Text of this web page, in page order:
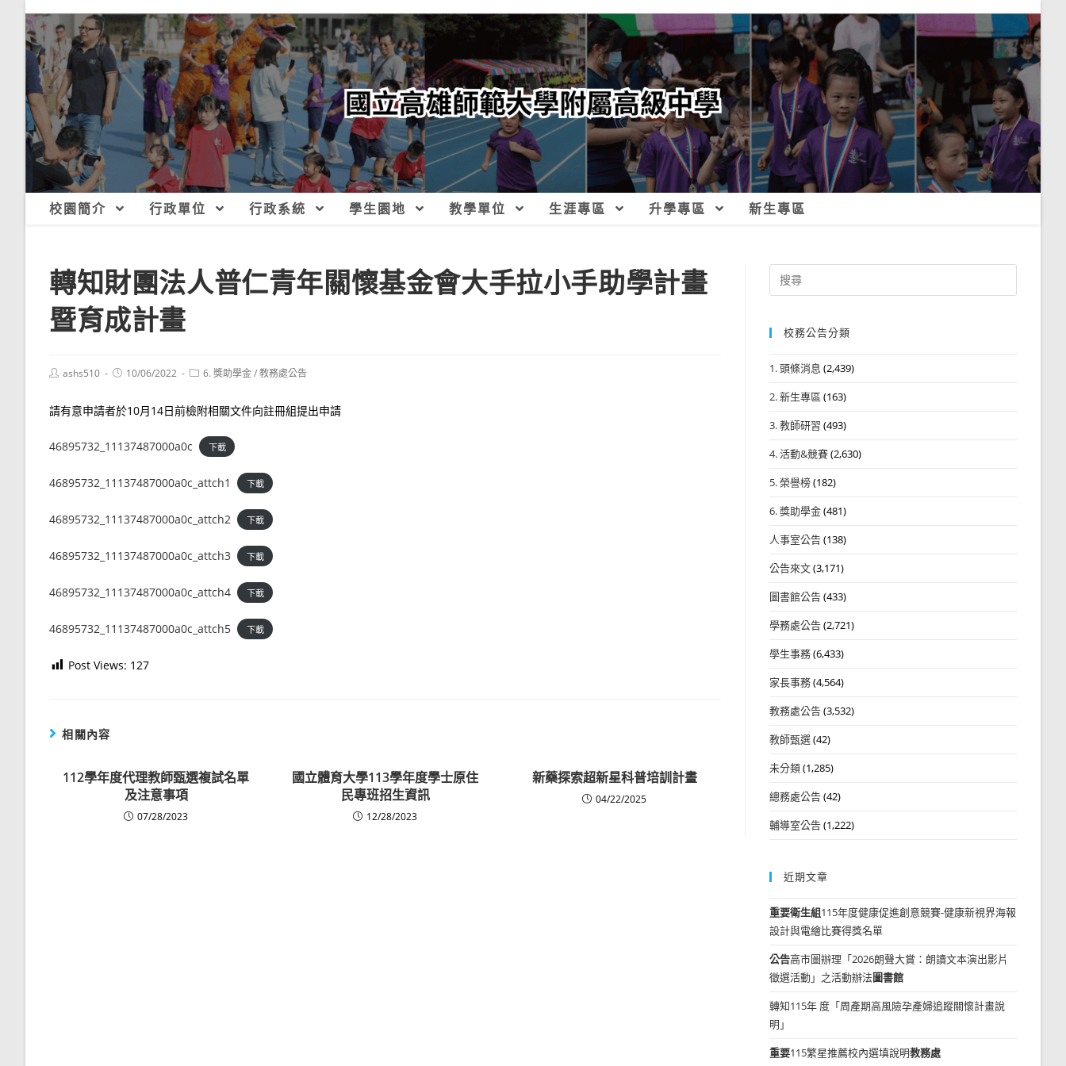
校園簡介 行政單位 行政系統 學生園地 教學單位 生涯專區 升學專區 新生專區
轉知財團法人普仁青年關懷基金會大手拉小手助學計畫
暨育成計畫
Postashs510
Post10/06/2022
Post6. 獎助學金/教務處公告
請有意申請者於10月14日前檢附相關文件向註冊組提出申請
46895732_11137487000a0c 下載
46895732_11137487000a0c_attch1 下載
46895732_11137487000a0c_attch2 下載
46895732_11137487000a0c_attch3 下載
46895732_11137487000a0c_attch4 下載
46895732_11137487000a0c_attch5 下載
Post Views: 127
相關內容
112學年度代理教師甄選複試名單
及注意事項
07/28/2023
國立體育大學113學年度學士原住
民專班招生資訊
12/28/2023
新藥探索超新星科普培訓計畫
04/22/2025
Search
for:
校務公告分類
1. 頭條消息 (2,439)
2. 新生專區 (163)
3. 教師研習 (493)
4. 活動&競賽(2,630)
5. 榮譽榜(182)
6. 獎助學金(481)
人事室公告(138)
公告來文(3,171)
圖書館公告(433)
學務處公告(2,721)
學生事務(6,433)
家長事務(4,564)
教務處公告(3,532)
教師甄選(42)
未分類(1,285)
總務處公告(42)
輔導室公告(1,222)
近期文章
重要衛生組115年度健康促進創意競賽-健康新視界海報
設計與電繪比賽得獎名單
公告高市圖辦理「2026朗聲大賞：朗讀文本演出影片
徵選活動」之活動辦法圖書館
轉知115年 度「周產期高風險孕產婦追蹤關懷計畫說
明」
重要115繁星推薦校內選填說明教務處